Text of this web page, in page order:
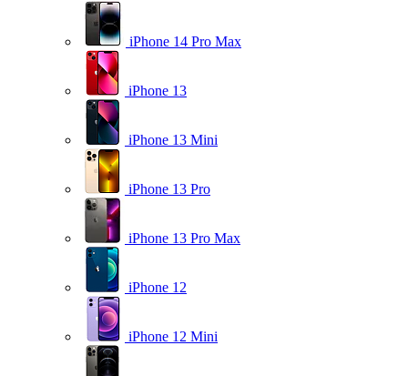
iPhone 14 Pro Max
iPhone 13
iPhone 13 Mini
iPhone 13 Pro
iPhone 13 Pro Max
iPhone 12
iPhone 12 Mini